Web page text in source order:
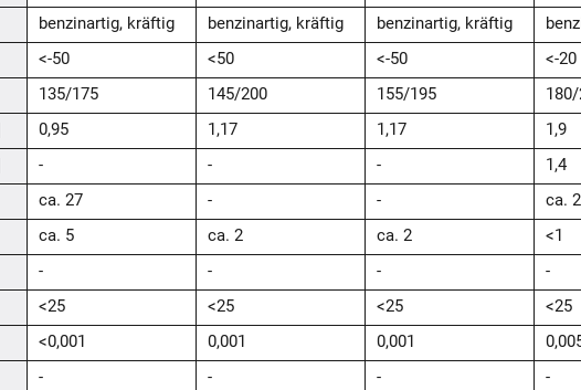
benzinartig, kräftig
benzinartig, kräftig benzinartig, kräftig
<-50
<50 <-50 <-20
135/175
145/200 155/195
0,95
1,17 1,17 1,9
-
- - 1,4
ca. 27
- - ca.
ca. 5
ca. 2 ca. 2 <1
-
- - -
<25
<25 <25 <25
<0,001
0,001 0,001
-
- - -